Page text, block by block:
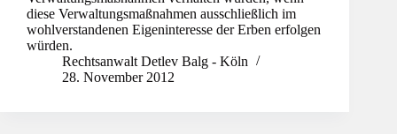
diese Verwaltungsmaßnahmen ausschließlich im
wohlverstandenen Eigeninteresse der Erben erfolgen
würden.
Rechtsanwalt Detlev Balg - Köln
28. November 2012